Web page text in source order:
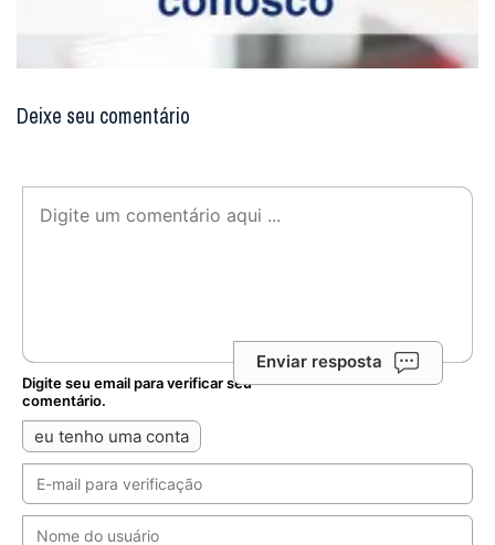
Deixe seu comentário
Enviar resposta
Digite seu email para verificar seu
comentário.
eu tenho uma conta